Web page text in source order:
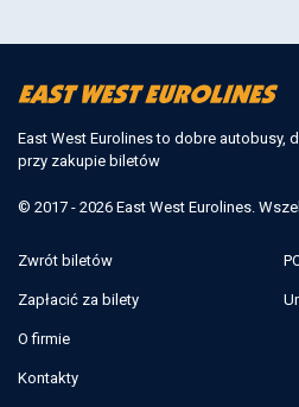
East West Eurolines to dobre autobusy,
przy zakupie biletów
© 2017 - 2026 East West Eurolines.
Zwrót biletów
Zapłacić za bilety
O firmie
Kontakty